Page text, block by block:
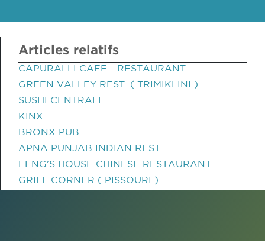
Articles relatifs
CAPURALLI CAFE - RESTAURANT
GREEN VALLEY REST. ( TRIMIKLINI )
SUSHI CENTRALE
KINX
BRONX PUB
APNA PUNJAB INDIAN REST.
FENG'S HOUSE CHINESE RESTAURANT
GRILL CORNER ( PISSOURI )